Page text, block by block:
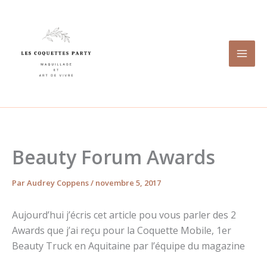
Beauty Forum Awards
ParAudrey Coppens/ novembre 5, 2017
Aujourd’hui j’écris cet article pou vous parler des 2
Awards que j’ai reçu pour la Coquette Mobile, 1er
Beauty Truck en Aquitaine par l’équipe du magazine